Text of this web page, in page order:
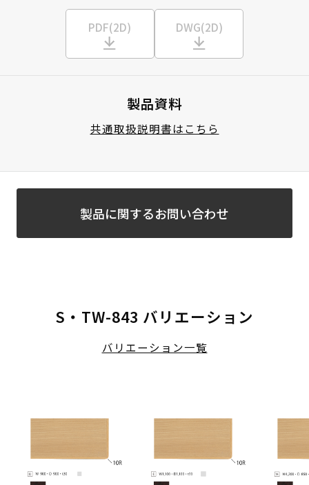
PDF(2D) DWG(2D)
製品資料
共通取扱説明書はこちら
製品に関するお問い合わせ
S・TW-843 バリエーション
バリエーション一覧